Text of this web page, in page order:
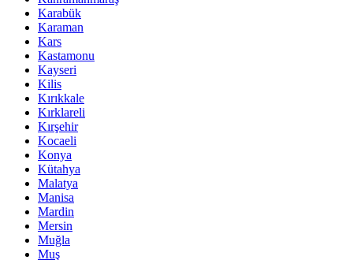
Karabük
Karaman
Kars
Kastamonu
Kayseri
Kilis
Kırıkkale
Kırklareli
Kırşehir
Kocaeli
Konya
Kütahya
Malatya
Manisa
Mardin
Mersin
Muğla
Muş